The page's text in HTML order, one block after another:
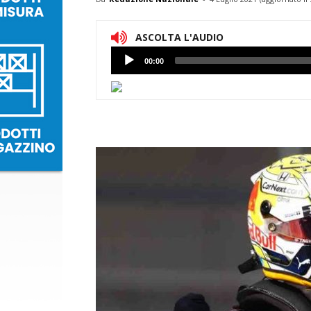
ASCOLTA L'AUDIO
Lettore
Audio
00:00